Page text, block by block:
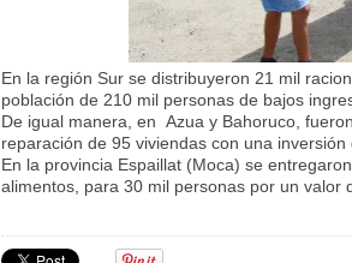
En la región Sur se distribuyeron 21 mil
población de 210 mil personas de bajos
De igual manera, en Azua y Bahoruco,
reparación de 95 viviendas con una inversión
En la provincia Espaillat (Moca) se
alimentos, para 30 mil personas por un valor